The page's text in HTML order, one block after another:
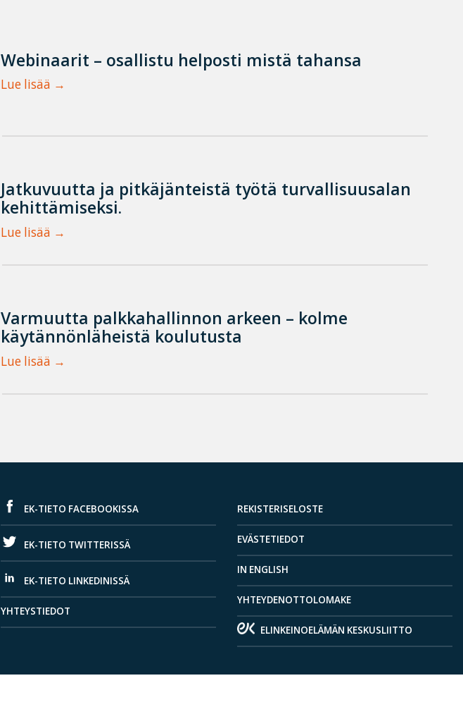
Webinaarit – osallistu helposti mistä tahansa
Lue lisää
Jatkuvuutta ja pitkäjänteistä työtä turvallisuusalan
kehittämiseksi.
Lue lisää
Varmuutta palkkahallinnon arkeen – kolme
käytännönläheistä koulutusta
Lue lisää
EK-TIETO FACEBOOKISSA
EK-TIETO TWITTERISSÄ
EK-TIETO LINKEDINISSÄ
YHTEYSTIEDOT
REKISTERISELOSTE
EVÄSTETIEDOT
IN ENGLISH
YHTEYDENOTTOLOMAKE
ELINKEINOELÄMÄN KESKUSLIITTO